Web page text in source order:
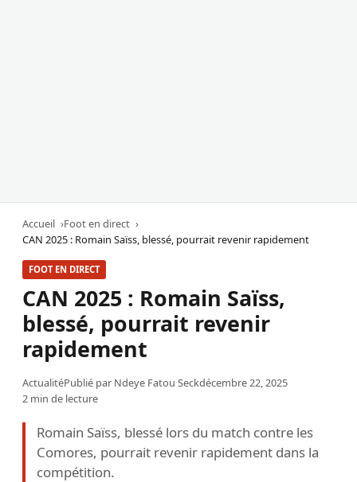
Accueil
Foot en direct
CAN 2025 : Romain Saïss, blessé, pourrait revenir rapidement
FOOT EN DIRECT
CAN 2025 : Romain Saïss,
blessé, pourrait revenir
rapidement
ActualitéPublié par Ndeye Fatou Seckdécembre 22, 2025
2 min de lecture
Romain Saïss, blessé lors du match contre les
Comores, pourrait revenir rapidement dans la
compétition.